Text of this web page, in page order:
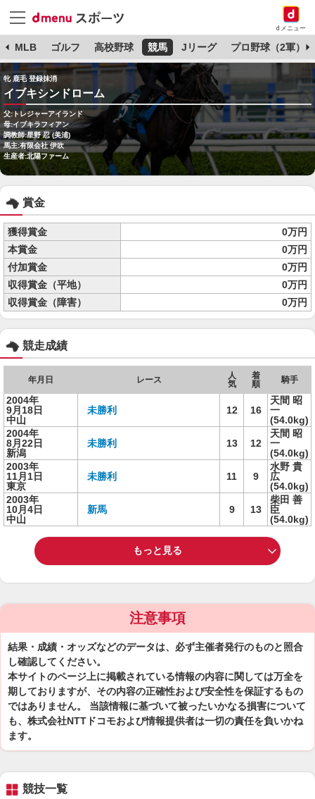
dメニュー
MLB ゴルフ 高校野球 競馬 Jリーグ プロ野球（2軍）
牝 鹿毛 登録抹消
イブキシンドローム
父:トレジャーアイランド
母:イブキラフィアン
調教師:星野 忍 (美浦)
馬主:有限会社 伊吹
生産者:北陽ファーム
賞金
獲得賞金
0万円
本賞金
0万円
付加賞金
0万円
収得賞金（平地）
0万円
収得賞金（障害）
0万円
競走成績
年月日 レース
人
気
着
順
騎手
2004年
9月18日
中山
未勝利 12 16
天間 昭
一
(54.0kg)
2004年
8月22日
新潟
未勝利 13 12
天間 昭
一
(54.0kg)
2003年
11月1日
東京
未勝利 11 9
水野 貴
広
(54.0kg)
2003年
10月4日
中山
新馬 9 13
柴田 善
臣
(54.0kg)
もっと見る
注意事項
結果・成績・オッズなどのデータは、必ず主催者発行のものと照合
し確認してください。
本サイトのページ上に掲載されている情報の内容に関しては万全を
期しておりますが、その内容の正確性および安全性を保証するもの
ではありません。 当該情報に基づいて被ったいかなる損害について
も、株式会社NTTドコモおよび情報提供者は一切の責任を負いかね
ます。
競技一覧